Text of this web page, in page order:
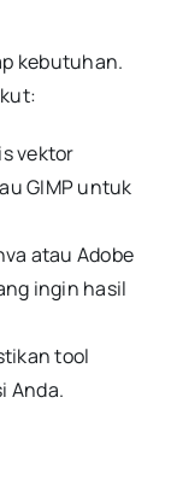
kebutuhan.
vektor
GIMP untuk
atau Adobe
ingin hasil
tool
Anda.